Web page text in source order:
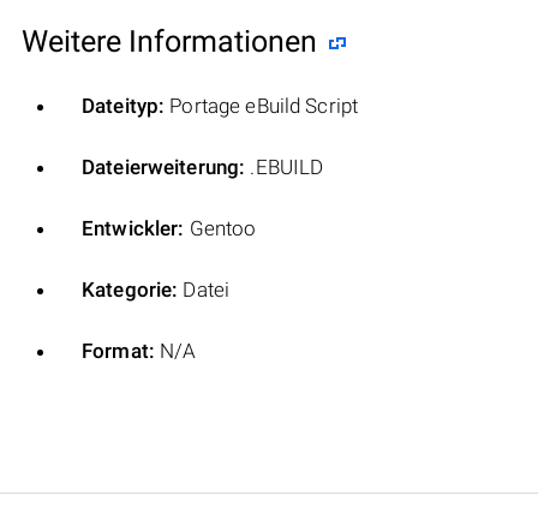
Weitere Informationen
Dateityp: Portage eBuild Script
Dateierweiterung: .EBUILD
Entwickler: Gentoo
Kategorie: Datei
Format: N/A